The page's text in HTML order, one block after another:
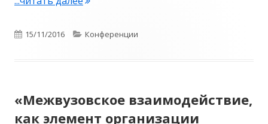
Опубликовано
15/11/2016 Рубрики
Конференции
«Межвузовское взаимодействие,
как элемент организации